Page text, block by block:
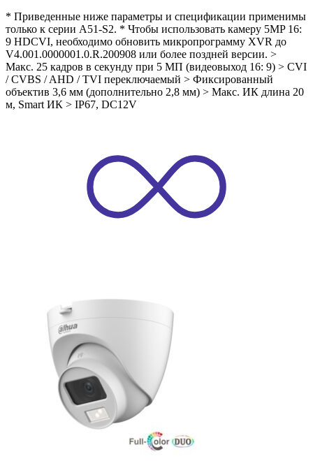
* Приведенные ниже параметры и спецификации применимы
только к серии A51-S2. * Чтобы использовать камеру 5MP 16:
9 HDCVI, необходимо обновить микропрограмму XVR до
V4.001.0000001.0.R.200908 или более поздней версии. >
Макс. 25 кадров в секунду при 5 МП (видеовыход 16: 9) > CVI
/ CVBS / AHD / TVI переключаемый > Фиксированный
объектив 3,6 мм (дополнительно 2,8 мм) > Макс. ИК длина 20
м, Smart ИК > IP67, DC12V